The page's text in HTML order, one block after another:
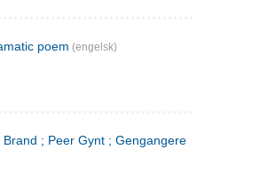
poem (engelsk)
Brand ; Peer Gynt ; Gengangere